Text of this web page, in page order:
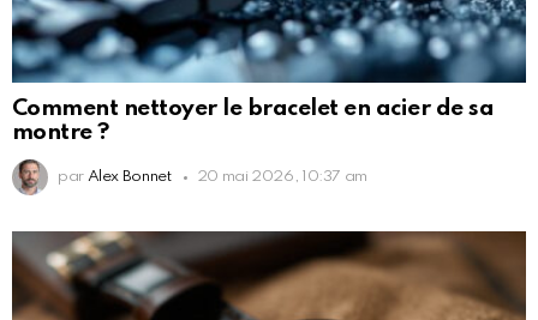
Comment nettoyer le bracelet en acier de sa
montre ?
par Alex Bonnet 20 mai 2026, 10:37 am